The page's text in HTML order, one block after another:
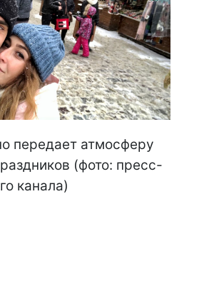
передает атмосферу
(фото: пресс-
канала)